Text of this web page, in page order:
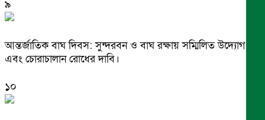
৯
আন্তর্জাতিক বাঘ দিবস: সুন্দরবন ও বাঘ রক্ষায় সম্মিলিত উদ্যোগ
এবং চোরাচালান রোধের দাবি।
১০